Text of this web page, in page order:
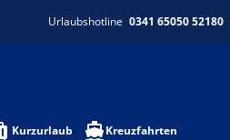
Urlaubshotline 0341 65050 52180
Kurzurlaub Kreuzfahrten